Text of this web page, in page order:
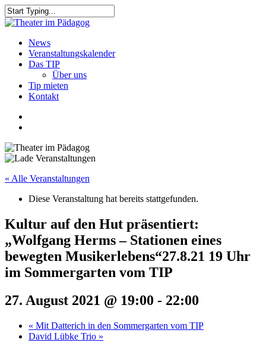
Skip
to
content
Close
search
Menu
News
Veranstaltungskalender
Das TIP
Über uns
Tip mieten
Kontakt
« Alle Veranstaltungen
Diese Veranstaltung hat bereits stattgefunden.
Kultur auf den Hut präsentiert:
„Wolfgang Herms – Stationen eines
bewegten Musikerlebens“27.8.21 19 Uhr
im Sommergarten vom TIP
27. August 2021 @ 19:00 - 22:00
« Mit Datterich in den Sommergarten vom TIP
David Lübke Trio »